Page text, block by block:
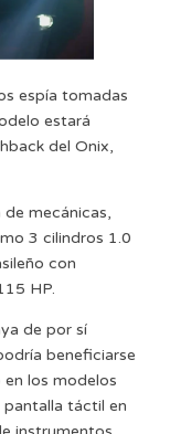
espía tomadas
estará
del Onix,
mecánicas,
3 cilindros 1.0
con
HP.
de por sí
beneficiarse
los modelos
táctil en